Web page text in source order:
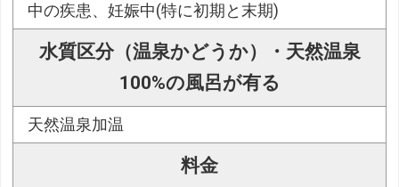
中の疾患、妊娠中(特に初期と末期)
水質区分（温泉かどうか）・天然温泉
100%の風呂が有る
天然温泉加温
料金